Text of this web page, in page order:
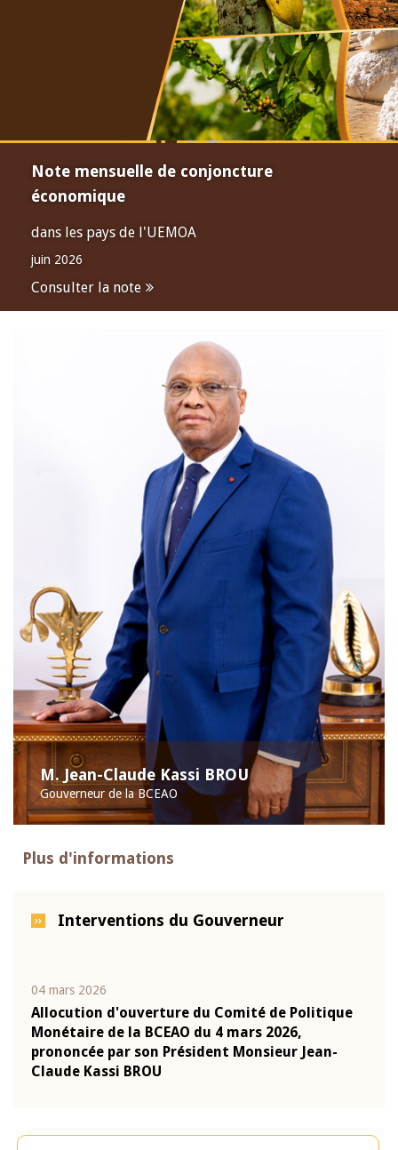
Note mensuelle de conjoncture
économique
dans les pays de l'UEMOA
juin 2026
Consulter la note
M. Jean-Claude Kassi BROU
Gouverneur de la BCEAO
Plus d'informations
Interventions du Gouverneur
04 mars 2026
Allocution d'ouverture du Comité de Politique
Monétaire de la BCEAO du 4 mars 2026,
prononcée par son Président Monsieur Jean-
Claude Kassi BROU